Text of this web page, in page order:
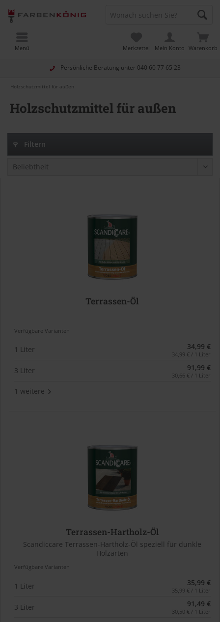
Persönliche Beratung unter 040 60 77 65 23
Warenkorb
Merkzettel Mein Konto
Menü
Holzschutzmittel für außen
Holzschutzmittel für außen
Filtern
Terrassen-Öl
Verfügbare Varianten
1 Liter 34,99 €
34,99 € / 1 Liter
3 Liter 91,99 €
30,66 € / 1 Liter
1 weitere
Terrassen-Hartholz-Öl
Scandiccare Terrassen-Hartholz-Öl speziell für dunkle
Holzarten
Verfügbare Varianten
1 Liter 35,99 €
35,99 € / 1 Liter
3 Liter 91,49 €
30,50 € / 1 Liter